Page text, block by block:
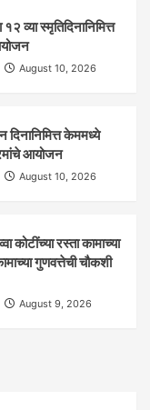
व्या स्मृतिदिनानिमित्त
August 10, 2026
दिनानिमित्त केममध्ये
आयोजन
August 10, 2026
कोटींच्या रस्ता कामाच्या
गुणवत्तेची चौकशी
August 9, 2026